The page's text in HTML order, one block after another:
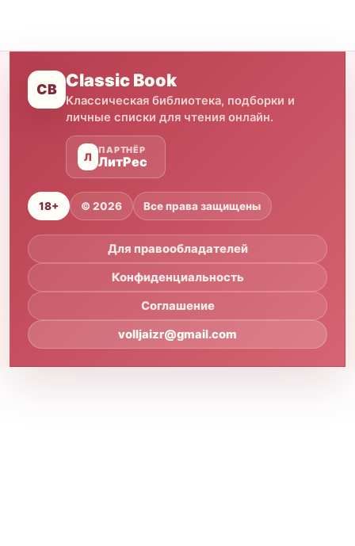
CB Classic Book
Классическая библиотека, подборки и
личные списки для чтения онлайн.
Л
ПАРТНЁР
ЛитРес
18+ © 2026 Все права защищены
Для правообладателей
Конфиденциальность
Соглашение
volljaizr@gmail.com